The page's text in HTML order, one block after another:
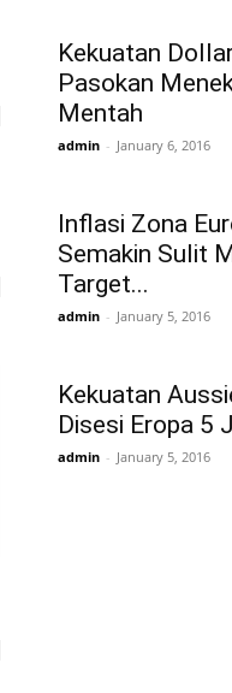
Kekuatan
Pasokan
Mentah
admin - January 6, 2016
Inflasi Zona
Semakin Sulit
Target...
admin - January 5, 2016
Kekuatan
Disesi Eropa 5
admin - January 5, 2016